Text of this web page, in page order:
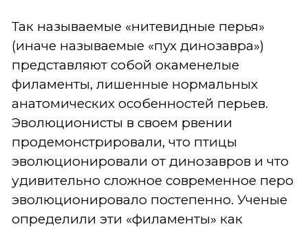
Так называемые «нитевидные перья»
(иначе называемые «пух динозавра»)
представляют собой окаменелые
филаменты, лишенные нормальных
анатомических особенностей перьев.
Эволюционисты в своем рвении
продемонстрировали, что птицы
эволюционировали от динозавров и что
удивительно сложное современное перо
эволюционировало постепенно. Ученые
определили эти «филаменты» как